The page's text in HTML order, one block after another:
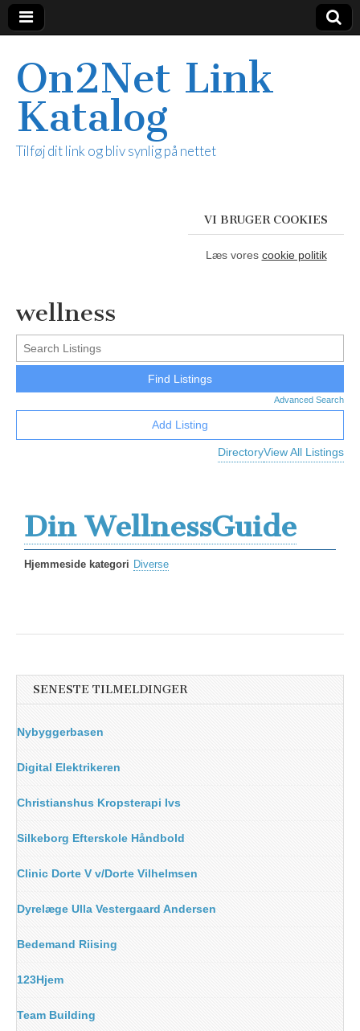
On2Net Link
Katalog
Tilføj dit link og bliv synlig på nettet
VI BRUGER COOKIES
Læs vores cookie politik
wellness
Advanced Search
DirectoryView All Listings
Add Listing
Din WellnessGuide
Hjemmeside kategori Diverse
SENESTE TILMELDINGER
Nybyggerbasen
Digital Elektrikeren
Christianshus Kropsterapi Ivs
Silkeborg Efterskole Håndbold
Clinic Dorte V v/Dorte Vilhelmsen
Dyrelæge Ulla Vestergaard Andersen
Bedemand Riising
123Hjem
Team Building